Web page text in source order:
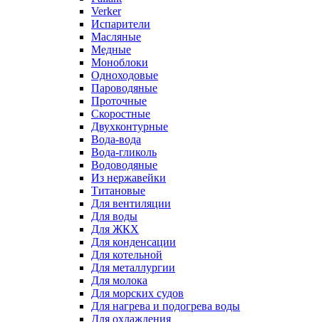
Verker
Испарители
Масляные
Медные
Моноблоки
Одноходовые
Пароводяные
Проточные
Скоростные
Двухконтурные
Вода-вода
Вода-гликоль
Водоводяные
Из нержавейки
Титановые
Для вентиляции
Для воды
Для ЖКХ
Для конденсации
Для котельной
Для металлургии
Для молока
Для морских судов
Для нагрева и подогрева воды
Для охлаждения